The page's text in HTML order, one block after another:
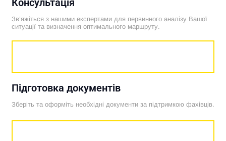
Консультація
Зв’яжіться з нашими експертами для первинного аналізу Вашої
ситуації та визначення оптимального маршруту.
Підготовка документів
Зберіть та оформіть необхідні документи за підтримкою фахівців.